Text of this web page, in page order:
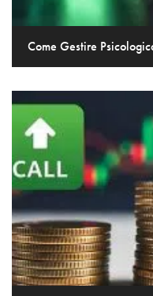
Come Gestire